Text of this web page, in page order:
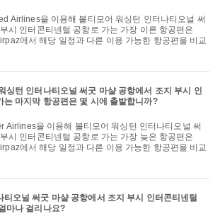
시 인터콘티넨털 공항로 가는 가장 이른 항공편은
에서 해당 일정과 다른 이용 가능한 항공편을 비교
싱턴 인터나티오널 써굿 마샬 공항에서 조지 부시 인
는 마지막 항공편은 몇 시에 출발합니까?
시 인터콘티넨털 공항로 가는 가장 늦은 항공편은
에서 해당 일정과 다른 이용 가능한 항공편을 비교
티오널 써굿 마샬 공항에서 조지 부시 인터콘티넨털
마나 걸리나요?